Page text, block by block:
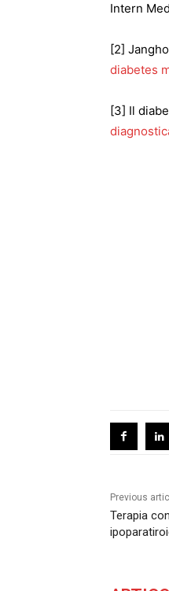
Intern
[2]
diabetes
[3] Il
Previous
Terapia